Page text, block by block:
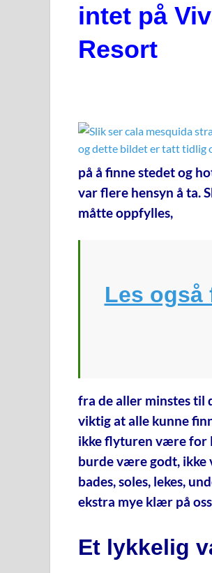
intet på
Resort
på å finne stedet og
var flere hensyn å ta.
måtte oppfylles,
Les også
fra de aller minstes til
viktig at alle kunne
ikke flyturen være for
burde være godt, ikke
bades, soles, lekes,
ekstra mye klær på
Et lykkelig